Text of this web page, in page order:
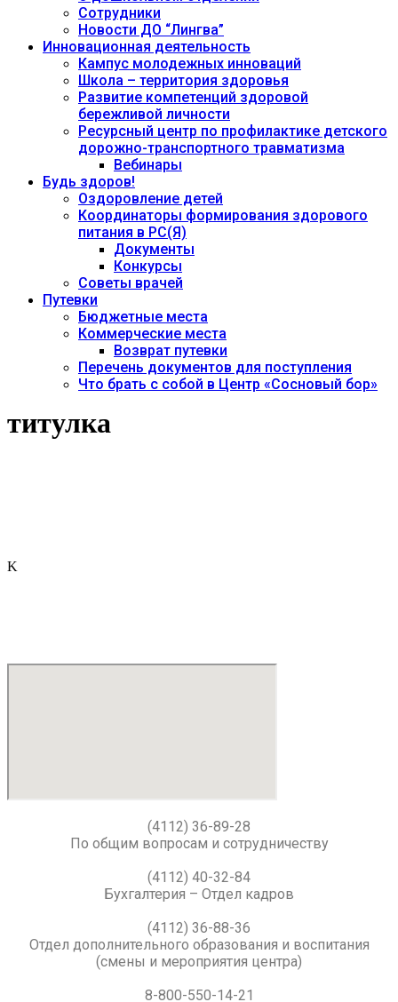
Сотрудники
Новости ДО “Лингва”
Инновационная деятельность
Кампус молодежных инноваций
Школа – территория здоровья
Развитие компетенций здоровой
бережливой личности
Ресурсный центр по профилактике детского
дорожно-транспортного травматизма
Вебинары
Будь здоров!
Оздоровление детей
Координаторы формирования здорового
питания в РС(Я)
Документы
Конкурсы
Советы врачей
Путевки
Бюджетные места
Коммерческие места
Возврат путевки
Перечень документов для поступления
Что брать с собой в Центр «Сосновый бор»
титулка
K
(4112) 36-89-28
По общим вопросам и сотрудничеству
(4112) 40-32-84
Бухгалтерия – Отдел кадров
(4112) 36-88-36
Отдел дополнительного образования и воспитания
(смены и мероприятия центра)
8-800-550-14-21